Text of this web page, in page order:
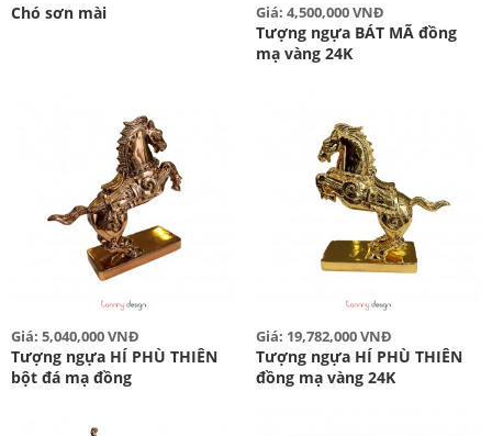
Chó sơn mài Giá: 4,500,000 VNĐ
Tượng ngựa BÁT MÃ đồng
mạ vàng 24K
Giá: 5,040,000 VNĐ
Tượng ngựa HÍ PHÙ THIÊN
bột đá mạ đồng
Giá: 19,782,000 VNĐ
Tượng ngựa HÍ PHÙ THIÊN
đồng mạ vàng 24K